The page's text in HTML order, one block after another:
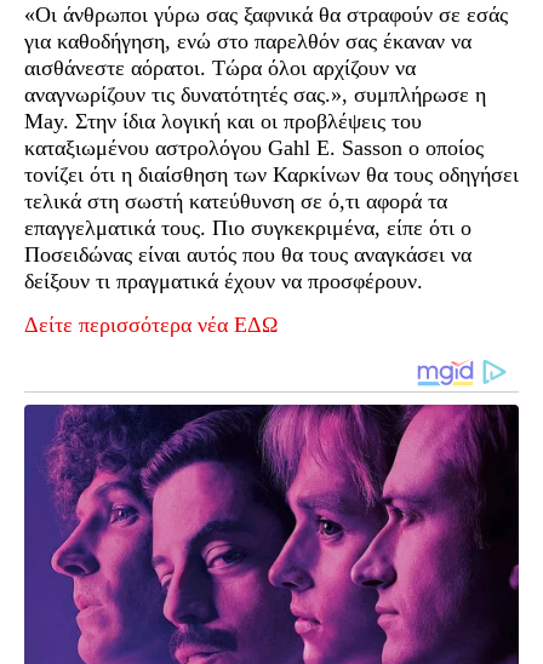
«Οι άνθρωποι γύρω σας ξαφνικά θα στραφούν σε εσάς
για καθοδήγηση, ενώ στο παρελθόν σας έκαναν να
αισθάνεστε αόρατοι. Τώρα όλοι αρχίζουν να
αναγνωρίζουν τις δυνατότητές σας.», συμπλήρωσε η
May. Στην ίδια λογική και οι προβλέψεις του
καταξιωμένου αστρολόγου Gahl E. Sasson ο οποίος
τονίζει ότι η διαίσθηση των Καρκίνων θα τους οδηγήσει
τελικά στη σωστή κατεύθυνση σε ό,τι αφορά τα
επαγγελματικά τους. Πιο συγκεκριμένα, είπε ότι ο
Ποσειδώνας είναι αυτός που θα τους αναγκάσει να
δείξουν τι πραγματικά έχουν να προσφέρουν.
Δείτε περισσότερα νέα ΕΔΩ